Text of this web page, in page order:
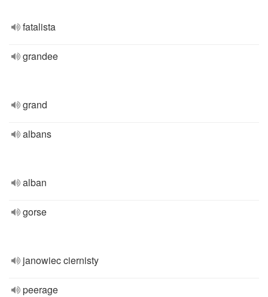
fatalista
grandee
grand
albans
alban
gorse
janowiec ciernisty
peerage